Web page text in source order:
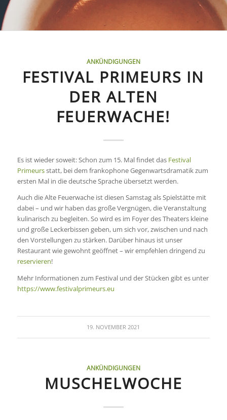
ANKÜNDIGUNGEN
FESTIVAL PRIMEURS IN
DER ALTEN
FEUERWACHE!
Es ist wieder soweit: Schon zum 15. Mal findet das Festival
Primeursstatt, bei dem frankophone Gegenwartsdramatik zum
ersten Mal in die deutsche Sprache übersetzt werden.
Auch die Alte Feuerwache ist diesen Samstag als Spielstätte mit
dabei – und wir haben das große Vergnügen, die Veranstaltung
kulinarisch zu begleiten. So wird es im Foyer des Theaters kleine
und große Leckerbissen geben, um sich vor, zwischen und nach
den Vorstellungen zu stärken. Darüber hinaus ist unser
Restaurant wie gewohnt geöffnet – wir empfehlen dringend zu
reservieren!
Mehr Informationen zum Festival und der Stücken gibt es unter
https://www.festivalprimeurs.eu
19. NOVEMBER 2021
ANKÜNDIGUNGEN
MUSCHELWOCHE